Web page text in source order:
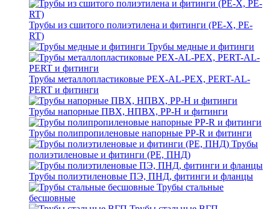
Трубы из сшитого полиэтилена и фитинги (PE-X, PE-
RT)
Трубы медные и фитинги
Трубы металлопластиковые PEX-AL-PEX, PERT-AL-
PERT и фитинги
Трубы напорные ПВХ, НПВХ, PP-H и фитинги
Трубы полипропиленовые напорные PP-R и фитинги
Трубы
полиэтиленовые и фитинги (PE, ПНД)
Трубы полиэтиленовые ПЭ, ПНД, фитинги и фланцы
Трубы стальные
бесшовные